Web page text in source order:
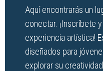
Aquí encontrarás un
conectar. ¡Inscríbete
experiencia artística!
diseñados para
explorar su